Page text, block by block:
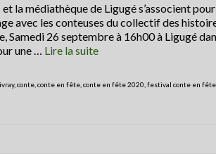
la médiathèque de Ligugé s’associent pour
avec les conteuses du collectif des
Samedi 26 septembre à 16h00 à Ligugé
une … Lire la suite­­
, conte, conte en fête, conte en fête 2020 festival conte en fête